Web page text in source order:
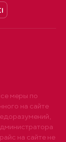
меры по
на сайте
на сайте не